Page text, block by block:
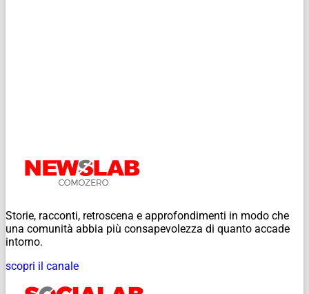
Storie, racconti, retroscena e approfondimenti in modo che
una comunità abbia più consapevolezza di quanto accade
intorno.
scopri il canale